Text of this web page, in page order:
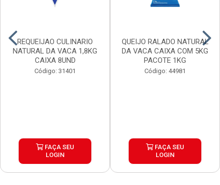
REQUEIJAO CULINARIO
NATURAL DA VACA 1,8KG
CAIXA 8UND
Código: 31401
FAÇA SEU
LOGIN
QUEIJO RALADO NATURAL
DA VACA CAIXA COM 5KG
PACOTE 1KG
Código: 44981
FAÇA SEU
LOGIN